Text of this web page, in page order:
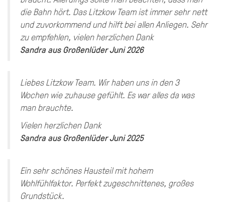
die Bahn hört. Das Litzkow Team ist immer sehr nett
und zuvorkommend und hilft bei allen Anliegen. Sehr
zu empfehlen, vielen herzlichen Dank
SandraausGroßenlüderJuni 2026
Liebes Litzkow Team. Wir haben uns in den 3
Wochen wie zuhause gefühlt. Es war alles da was
man brauchte.
Vielen herzlichen Dank
SandraausGroßenlüderJuni 2025
Ein sehr schönes Hausteil mit hohem
Wohlfühlfaktor. Perfekt zugeschnittenes, großes
Grundstück.